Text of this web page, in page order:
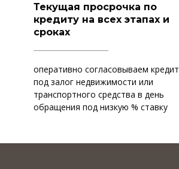
Текущая просрочка по
кредиту на всех этапах и
сроках
оперативно согласовываем кредит
под залог недвижимости или
транспортного средства в день
обращения под низкую % ставку